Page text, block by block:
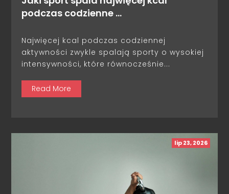
podczas codzienne …
Najwięcej kcal podczas codziennej
aktywności zwykle spalają sporty o wysokiej
intensywności, które równocześnie...
Read More
lip 23, 2026